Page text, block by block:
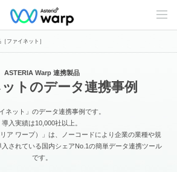
C
n
e
ファイネット］
ASTERIA Warp 連携製品
トのデータ連携事例
ネット」のデータ連携事例です。
導入実績は10,000社以上。
リア ワープ）」は、ノーコードにより企業の業種や規
されている国内シェアNo.1の簡単データ連携ツール
です。